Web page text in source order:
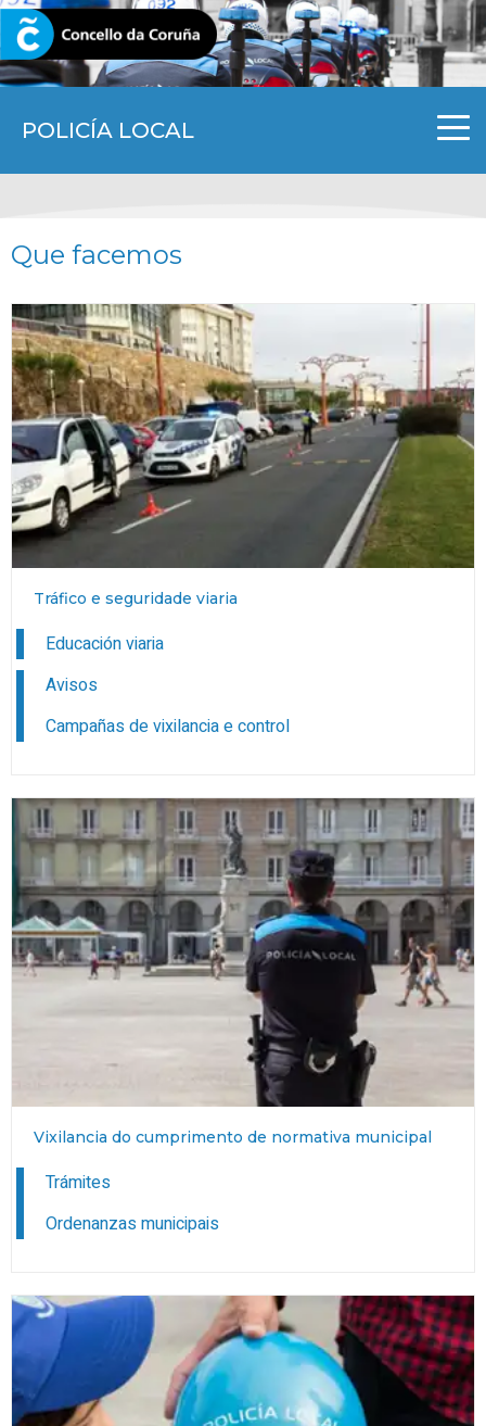
POLICÍA LOCAL
CORUNA.GAL
Que facemos
Tráfico e seguridade viaria
Educación viaria
Avisos
Campañas de vixilancia e control
Vixilancia do cumprimento de normativa municipal
Trámites
Ordenanzas municipais